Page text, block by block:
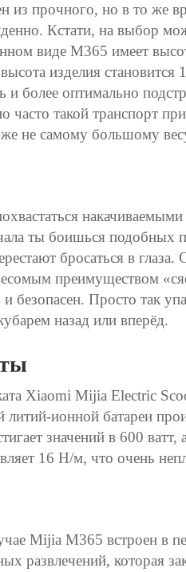
из прочного, но в то же
Кстати, на выбор
виде M365 имеет
изделия
и более оптимально
часто такой транспорт
не самому большому
ты боишься подобных
бросаться в
преимуществом
безопасен. Просто так
назад или вперёд.
Xiaomi Mijia Electric
ионной батареи
значений в 600
16 Н/м, что очень
Mijia M365 встроен в
развлечений, которая